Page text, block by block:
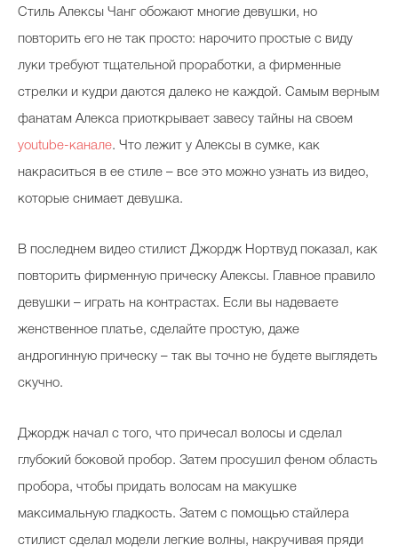
Стиль Алексы Чанг обожают многие девушки, но
повторить его не так просто: нарочито простые с виду
луки требуют тщательной проработки, а фирменные
стрелки и кудри даются далеко не каждой. Самым верным
фанатам Алекса приоткрывает завесу тайны на своем
youtube-канале. Что лежит у Алексы в сумке, как
накраситься в ее стиле – все это можно узнать из видео,
которые снимает девушка.
В последнем видео стилист Джордж Нортвуд показал, как
повторить фирменную прическу Алексы. Главное правило
девушки – играть на контрастах. Если вы надеваете
женственное платье, сделайте простую, даже
андрогинную прическу – так вы точно не будете выглядеть
скучно.
Джордж начал с того, что причесал волосы и сделал
глубокий боковой пробор. Затем просушил феном область
пробора, чтобы придать волосам на макушке
максимальную гладкость. Затем с помощью стайлера
стилист сделал модели легкие волны, накручивая пряди